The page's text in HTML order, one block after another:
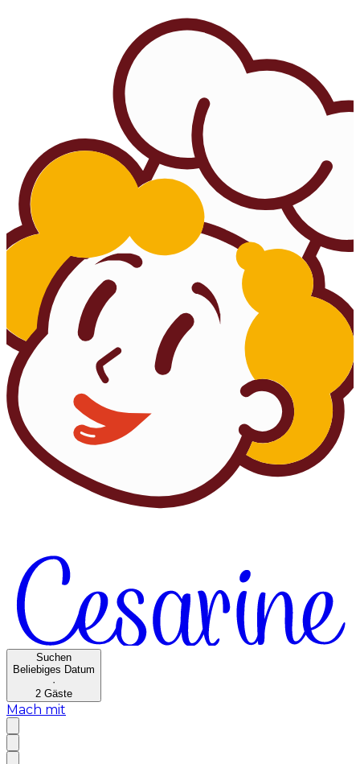
Suchen
Beliebiges Datum
·
2 Gäste
Mach mit